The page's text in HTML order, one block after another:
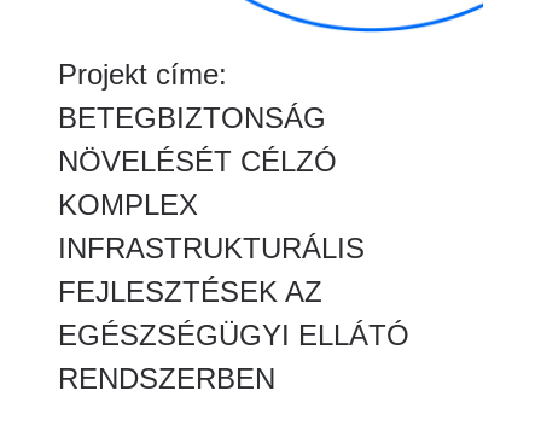
Projekt címe:
BETEGBIZTONSÁG
NÖVELÉSÉT CÉLZÓ
KOMPLEX
INFRASTRUKTURÁLIS
FEJLESZTÉSEK AZ
EGÉSZSÉGÜGYI ELLÁTÓ
RENDSZERBEN